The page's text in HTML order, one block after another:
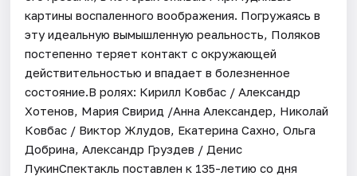
картины воспаленного воображения. Погружаясь в
эту идеальную вымышленную реальность, Поляков
постепенно теряет контакт с окружающей
действительностью и впадает в болезненное
состояние.В ролях: Кирилл Ковбас / Александр
Хотенов, Мария Свирид /Анна Александер, Николай
Ковбас / Виктор Жлудов, Екатерина Сахно, Ольга
Добрина, Александр Груздев / Денис
ЛукинСпектакль поставлен к 135-летию со дня